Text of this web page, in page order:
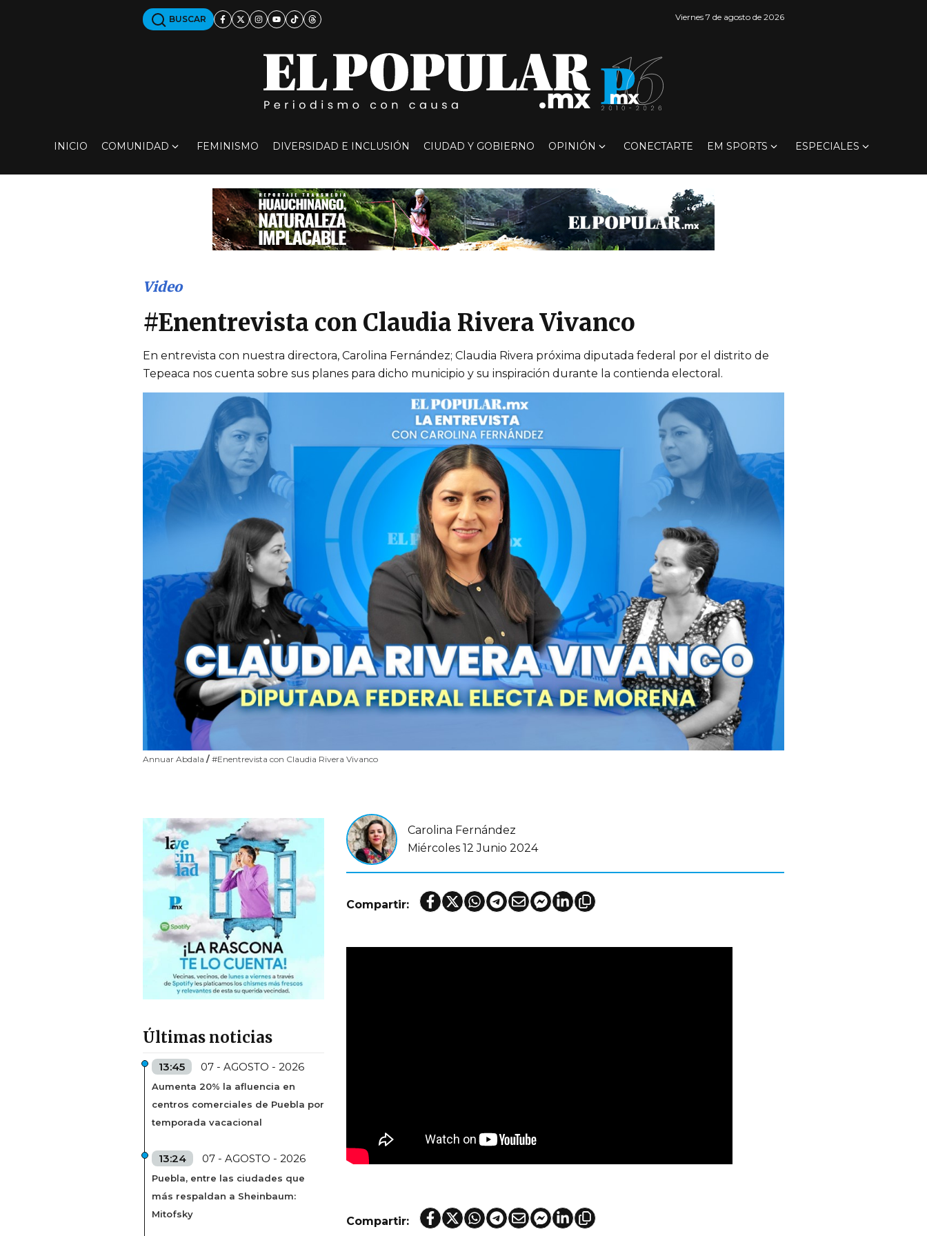
BUSCAR Viernes 7 de agosto de 2026
INICIO COMUNIDAD FEMINISMO DIVERSIDAD E INCLUSIÓN CIUDAD Y GOBIERNO OPINIÓN CONECTARTE EM SPORTS ESPECIALES
Annuar Abdala / #Enentrevista con Claudia Rivera Vivanco
Video
#Enentrevista con Claudia Rivera Vivanco
En entrevista con nuestra directora, Carolina Fernández; Claudia Rivera próxima diputada federal por el distrito de
Tepeaca nos cuenta sobre sus planes para dicho municipio y su inspiración durante la contienda electoral.
Últimas noticias
13:45 07 - AGOSTO - 2026
Aumenta 20% la afluencia en
centros comerciales de Puebla por
temporada vacacional
13:24 07 - AGOSTO - 2026
Puebla, entre las ciudades que
más respaldan a Sheinbaum:
Mitofsky
Carolina Fernández
Miércoles 12 Junio 2024
Compartir:
Compartir: